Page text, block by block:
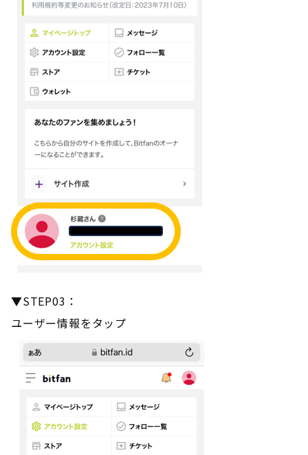
▼STEP03：
ユーザー情報をタップ